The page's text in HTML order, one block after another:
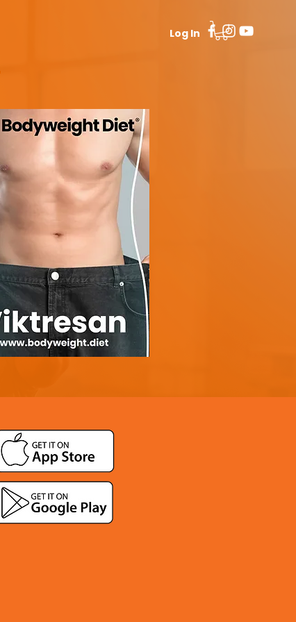
Log In